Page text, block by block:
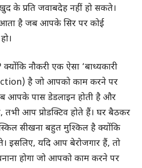
के प्रति जवाबदेह नहीं हो सकते।
है जब आपके सिर पर कोई
नौकरी एक ऐसा ‘बाध्यकारी
है जो आपको काम करने पर
आपके पास डेडलाइन होती है और
तभी आप प्रोडक्टिव होते हैं। घर बैठकर
सीखना बहुत मुश्किल है क्योंकि
इसलिए, यदि आप बेरोजगार हैं, तो
होगा जो आपको काम करने पर